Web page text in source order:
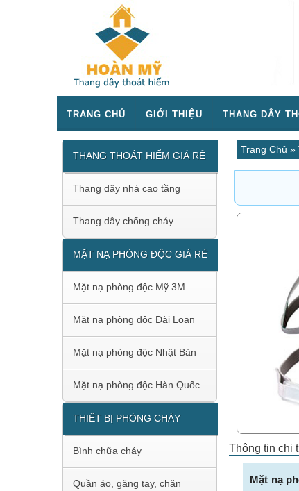
TRANG CHỦ GIỚI THIỆU THANG DÂY
Trang Chủ »
Thông tin chi
Mặt nạ
THANG THOÁT HIỂM GIÁ RẺ
Thang dây nhà cao tầng
Thang dây chống cháy
MẶT NẠ PHÒNG ĐỘC GIÁ RẺ
Mặt nạ phòng độc Mỹ 3M
Mặt nạ phòng độc Đài Loan
Mặt nạ phòng độc Nhật Bản
Mặt nạ phòng độc Hàn Quốc
THIẾT BỊ PHÒNG CHÁY
Bình chữa cháy
Quần áo, găng tay, chăn